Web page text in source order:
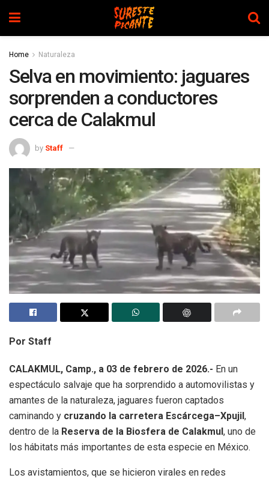
Home Naturaleza
Selva en movimiento: jaguares
sorprenden a conductores
cerca de Calakmul
by Staff
Por Staff
CALAKMUL, Camp., a 03 de febrero de 2026.- En un
espectáculo salvaje que ha sorprendido a automovilistas y
amantes de la naturaleza, jaguares fueron captados
caminando y cruzando la carretera Escárcega–Xpujil,
dentro de la Reserva de la Biosfera de Calakmul, uno de
los hábitats más importantes de esta especie en México.
Los avistamientos, que se hicieron virales en redes